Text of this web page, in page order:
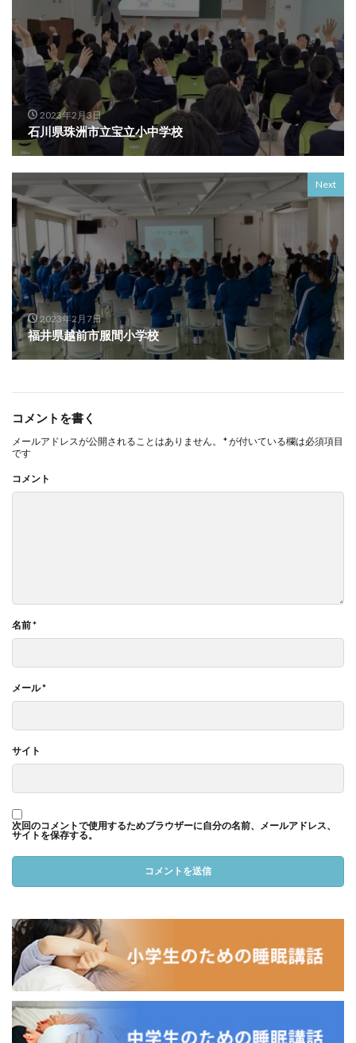
2023年2月3日
石川県珠洲市立宝立小中学校
Next
2023年2月7日
福井県越前市服間小学校
コメントを書く
メールアドレスが公開されることはありません。 *が付いている欄は必須項目
です
コメント
名前*
メール*
サイト
次回のコメントで使用するためブラウザーに自分の名前、メールアドレス、
サイトを保存する。